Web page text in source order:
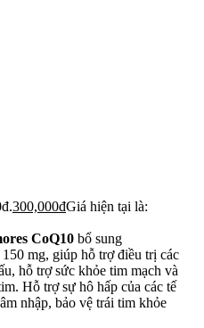
300,000đGiá hiện tại là:
CoQ10 bổ sung
mg, giúp hỗ trợ điều trị các
hỗ trợ sức khỏe tim mạch và
Hỗ trợ sự hô hấp của các tế
nhập, bảo vệ trái tim khỏe